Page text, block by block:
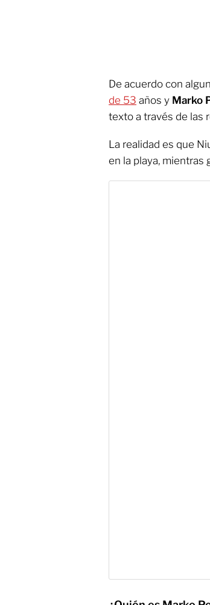
De acuerdo con
de 53 años y Marko
texto a través de las
La realidad es que
en la playa, mientras